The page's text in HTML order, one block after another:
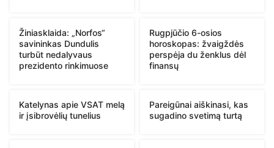
Žiniasklaida: „Norfos“
savininkas Dundulis
turbūt nedalyvaus
prezidento rinkimuose
Rugpjūčio 6-osios
horoskopas: žvaigždės
perspėja du ženklus dėl
finansų
Katelynas apie VSAT melą
ir įsibrovėlių tunelius
Pareigūnai aiškinasi, kas
sugadino svetimą turtą